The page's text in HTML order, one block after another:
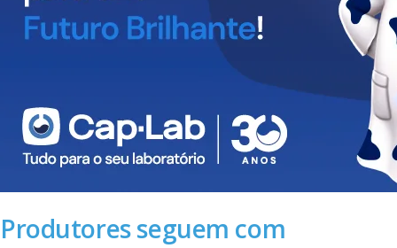
Produtores seguem com